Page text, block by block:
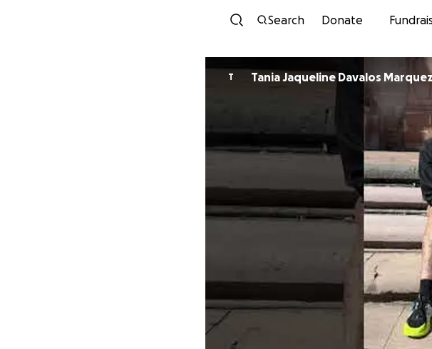
Search Donate
T Tania Jaqueline Davalos